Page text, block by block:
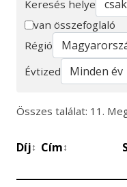
Keresés
Keresés helye
van összefoglaló
Régió
Évtized
Összes találat: 11.
Díj↕ Cím↕